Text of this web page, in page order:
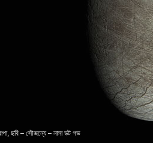
ছবি – সৌজন্যে – নাসা ডট গভ